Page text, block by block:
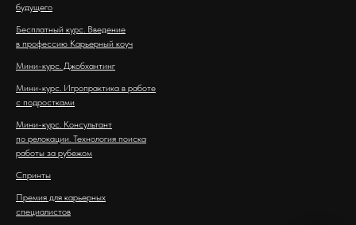
будущего
Бесплатный курс. Введение
в профессию Карьерный коуч
Мини-курс. Джобхантинг
Мини-курс. Игропрактика в работе
с подростками
Мини-курс. Консультант
по релокации. Технология поиска
работы за рубежом
Спринты
Премия для карьерных
специалистов